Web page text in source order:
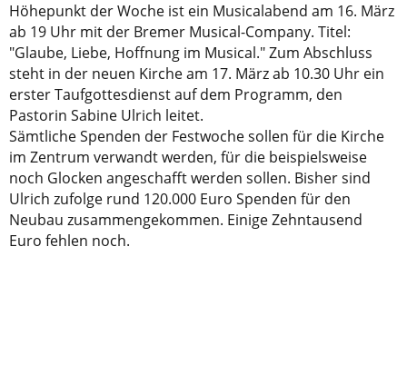
Höhepunkt der Woche ist ein Musicalabend am 16. März
ab 19 Uhr mit der Bremer Musical-Company. Titel:
"Glaube, Liebe, Hoffnung im Musical." Zum Abschluss
steht in der neuen Kirche am 17. März ab 10.30 Uhr ein
erster Taufgottesdienst auf dem Programm, den
Pastorin Sabine Ulrich leitet.
Sämtliche Spenden der Festwoche sollen für die Kirche
im Zentrum verwandt werden, für die beispielsweise
noch Glocken angeschafft werden sollen. Bisher sind
Ulrich zufolge rund 120.000 Euro Spenden für den
Neubau zusammengekommen. Einige Zehntausend
Euro fehlen noch.